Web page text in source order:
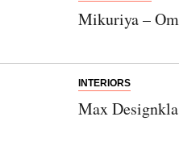
Mikuriya –
INTERIORS
Max